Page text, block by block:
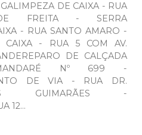
DE CAIXA - RUA
FREITA - SERRA
- RUA SANTO AMARO -
CAIXA - RUA 5 COM AV.
DE CALÇADA
Nº 699 -
DE VIA - RUA DR.
GUIMARÃES -
12...